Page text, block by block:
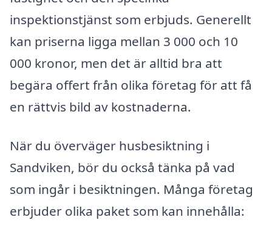
inspektionstjänst som erbjuds. Generellt
kan priserna ligga mellan 3 000 och 10
000 kronor, men det är alltid bra att
begära offert från olika företag för att få
en rättvis bild av kostnaderna.
När du överväger husbesiktning i
Sandviken, bör du också tänka på vad
som ingår i besiktningen. Många företag
erbjuder olika paket som kan innehålla: